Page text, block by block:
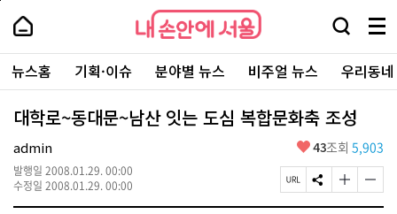
본
로
가
내
손
안
에
서
울
-
서
울
시
대
표
소
내
손
에
울
검
창
열
기
메
뉴
전
체
보
주
요
서
뉴스홈 기획·이슈 분야별 뉴스 비주얼 뉴스 우리동
대학로~동대문~남산 잇는 도심 복합문화축 조성
admin
발행일 2008.01.29. 00:00
수정일 2008.01.29. 00:00
좋
요
43조회 5,903
페
이
S
N
글
자
글
자
페
상
단
로